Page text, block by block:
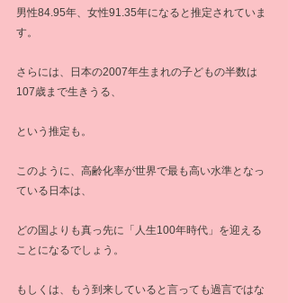
男性84.95年、女性91.35年になると推定されていま
す。
さらには、日本の2007年生まれの子どもの半数は
107歳まで生きうる、
という推定も。
このように、高齢化率が世界で最も高い水準となっ
ている日本は、
どの国よりも真っ先に「人生100年時代」を迎える
ことになるでしょう。
もしくは、もう到来していると言っても過言ではな